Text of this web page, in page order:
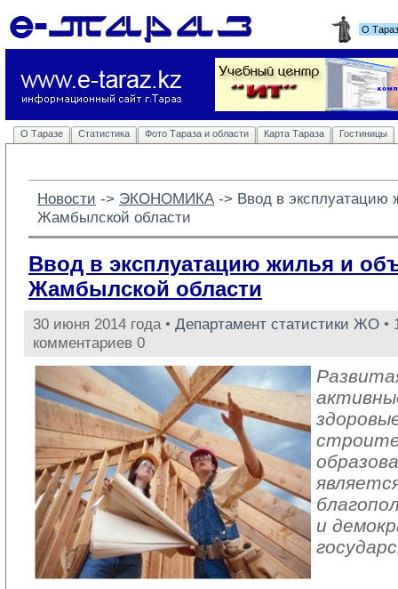
О
О Таразе Статистика Фото Тараза и области Карта Тараза Гостиницы
Новости -> ЭКОНОМИКА -> Ввод в эксплуатацию
Жамбылской области
Ввод в эксплуатацию жилья и
Жамбылской области
30 июня 2014 года • Департамент статистики ЖО •
комментариев 0
и